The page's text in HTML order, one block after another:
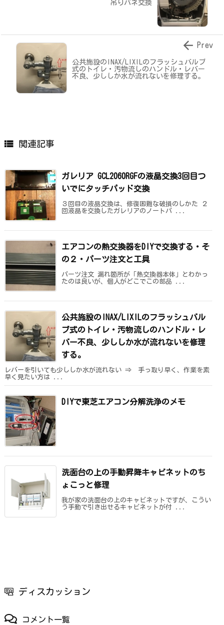
吊りバネ交換
公共施設のINAX/LIXILのフラッシュバルブ
式のトイレ・汚物流しのハンドル・レバー
不良、少ししか水が流れないを修理する。
 Prev
 関連記事
ガレリア GCL2060RGFの液晶交換3回目つ
いでにタッチパッド交換
３回目の液晶交換は、修復困難な破損のしかた ２
回液晶を交換したガレリアのノートパ ...
エアコンの熱交換器をDIYで交換する・そ
の２・パーツ注文と工具
パーツ注文 漏れ箇所が「熱交換器本体」とわかっ
たのは良いが、個人がどこでこの部品 ...
公共施設のINAX/LIXILのフラッシュバル
ブ式のトイレ・汚物流しのハンドル・レ
バー不良、少ししか水が流れないを修理
する。
レバーを引いても少ししか水が流れない ⇒ 手っ取り早く、作業を素
早く見たい方は ...
DIYで東芝エアコン分解洗浄のメモ
洗面台の上の手動昇降キャビネットのち
ょこっと修理
我が家の洗面台の上のキャビネットですが、こうい
う手動で引き出せるキャビネットが付 ...
ディスカッション
コメント一覧